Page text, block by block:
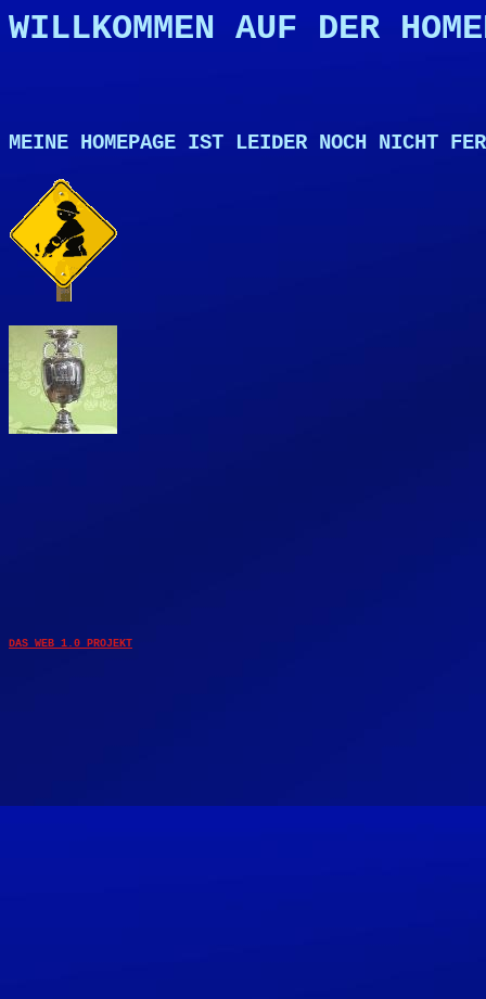
WILLKOMMEN AUF DER
MEINE HOMEPAGE IST LEIDER NOCH NICHT
DAS WEB 1.0 PROJEKT